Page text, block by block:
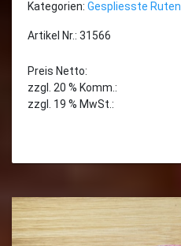
Kategorien: Gespliesste Ruten
Artikel Nr.: 31566
Preis Netto:
zzgl. 20 % Komm.:
zzgl. 19 % MwSt.: